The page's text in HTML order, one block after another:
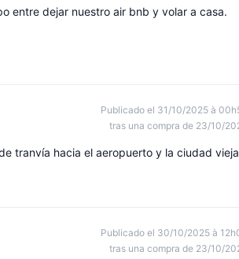
entre dejar nuestro air bnb y volar a casa.
Publicado el 31/10/2025 à
tras una compra de 23/10/
tranvía hacia el aeropuerto y la ciudad
Publicado el 30/10/2025 à
tras una compra de 23/10/